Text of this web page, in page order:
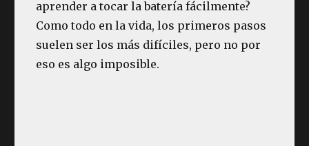
aprender a tocar la batería fácilmente?
Como todo en la vida, los primeros pasos
suelen ser los más difíciles, pero no por
eso es algo imposible.